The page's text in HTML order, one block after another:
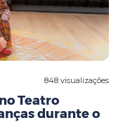
848 visualizações
Teatro
durante o